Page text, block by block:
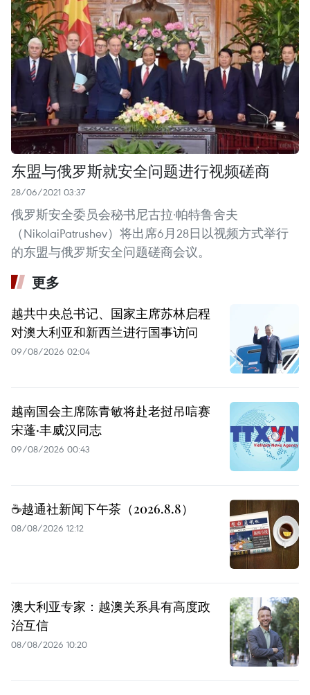
东盟与俄罗斯就安全问题进行视频磋商
28/06/2021 03:37
俄罗斯安全委员会秘书尼古拉·帕特鲁舍夫
（NikolaiPatrushev）将出席6月28日以视频方式举行
的东盟与俄罗斯安全问题磋商会议。
更多
越共中央总书记、国家主席苏林启程
对澳大利亚和新西兰进行国事访问
09/08/2026 02:04
越南国会主席陈青敏将赴老挝吊唁赛
宋蓬·丰威汉同志
09/08/2026 00:43
☕️越通社新闻下午茶（2026.8.8）
08/08/2026 12:12
澳大利亚专家：越澳关系具有高度政
治互信
08/08/2026 10:20